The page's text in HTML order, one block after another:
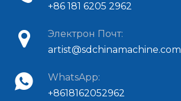
+86 181 6205 2962
Электрон Почт:
artist@sdchinamachine.com
WhatsApp:
+8618162052962